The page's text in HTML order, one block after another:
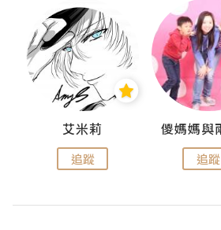
艾米莉
追蹤 追蹤